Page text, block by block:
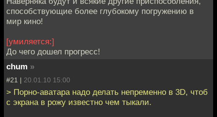
способствующие более глубокому погружению в
мир кино!
[умиляется:]
До чего дошел прогресс!
chum »
#21 | 20.01.10 15:00
> Порно-аватара надо делать непременно в 3D, чтоб
с экрана в рожу известно чем тыкали.